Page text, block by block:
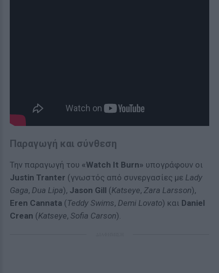
Παραγωγή και σύνθεση
Την παραγωγή του «Watch It Burn» υπογράφουν οι
Justin Tranter (γνωστός από συνεργασίες με Lady
Gaga, Dua Lipa), Jason Gill (Katseye, Zara Larsson),
Eren Cannata (Teddy Swims, Demi Lovato) και Daniel
Crean (Katseye, Sofia Carson).